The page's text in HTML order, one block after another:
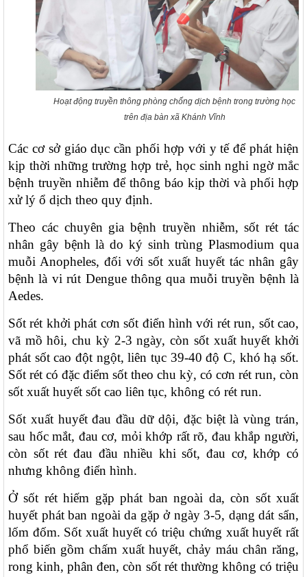
Hoạt động truyền thông phòng chống dịch bệnh trong trường học
trên địa bàn xã Khánh Vĩnh
Các cơ sở giáo dục cần phối hợp với y tế để phát hiện
kịp thời những trường hợp trẻ, học sinh nghi ngờ mắc
bệnh truyền nhiễm để thông báo kịp thời và phối hợp
xử lý ổ dịch theo quy định.
Theo các chuyên gia bệnh truyền nhiễm, sốt rét tác
nhân gây bệnh là do ký sinh trùng Plasmodium qua
muỗi Anopheles, đối với sốt xuất huyết tác nhân gây
bệnh là vi rút Dengue thông qua muỗi truyền bệnh là
Aedes.
Sốt rét khởi phát cơn sốt điển hình với rét run, sốt cao,
vã mồ hôi, chu kỳ 2-3 ngày, còn sốt xuất huyết khởi
phát sốt cao đột ngột, liên tục 39-40 độ C, khó hạ sốt.
Sốt rét có đặc điểm sốt theo chu kỳ, có cơn rét run, còn
sốt xuất huyết sốt cao liên tục, không có rét run.
Sốt xuất huyết đau đầu dữ dội, đặc biệt là vùng trán,
sau hốc mắt, đau cơ, mỏi khớp rất rõ, đau khắp người,
còn sốt rét đau đầu nhiều khi sốt, đau cơ, khớp có
nhưng không điển hình.
Ở sốt rét hiếm gặp phát ban ngoài da, còn sốt xuất
huyết phát ban ngoài da gặp ở ngày 3-5, dạng dát sẩn,
lốm đốm. Sốt xuất huyết có triệu chứng xuất huyết rất
phổ biến gồm chấm xuất huyết, chảy máu chân răng,
rong kinh, phân đen, còn sốt rét thường không có triệu